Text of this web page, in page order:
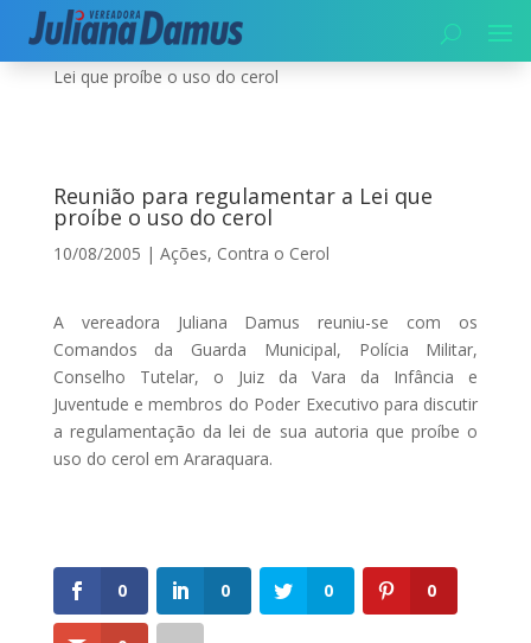
Início|Contra o Cerol| Reunião para regulamentar a
Lei que proíbe o uso do cerol
Reunião para regulamentar a Lei que
proíbe o uso do cerol
10/08/2005 | Ações, Contra o Cerol
A vereadora Juliana Damus reuniu-se com os
Comandos da Guarda Municipal, Polícia Militar,
Conselho Tutelar, o Juiz da Vara da Infância e
Juventude e membros do Poder Executivo para discutir
a regulamentação da lei de sua autoria que proíbe o
uso do cerol em Araraquara.
0 0 0 0